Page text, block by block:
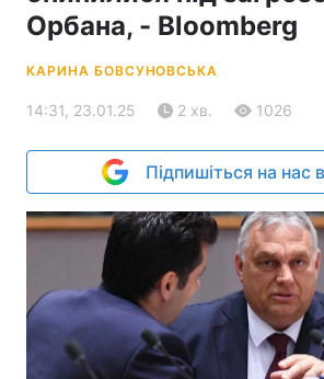
Орбана, - Bloomberg
КАРИНА БОВСУНОВСЬКА
14:31, 23.01.25 2 хв. 1026
Підпишіться на нас